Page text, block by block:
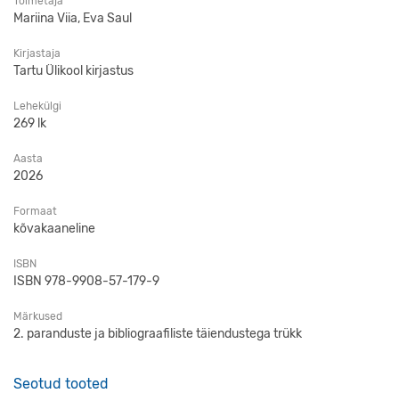
Mariina Viia, Eva Saul
Kirjastaja
Tartu Ülikool kirjastus
Lehekülgi
269 lk
Aasta
2026
Formaat
kõvakaaneline
ISBN
ISBN 978-9908-57-179-9
Märkused
2. paranduste ja bibliograafiliste täiendustega trükk
Seotud tooted